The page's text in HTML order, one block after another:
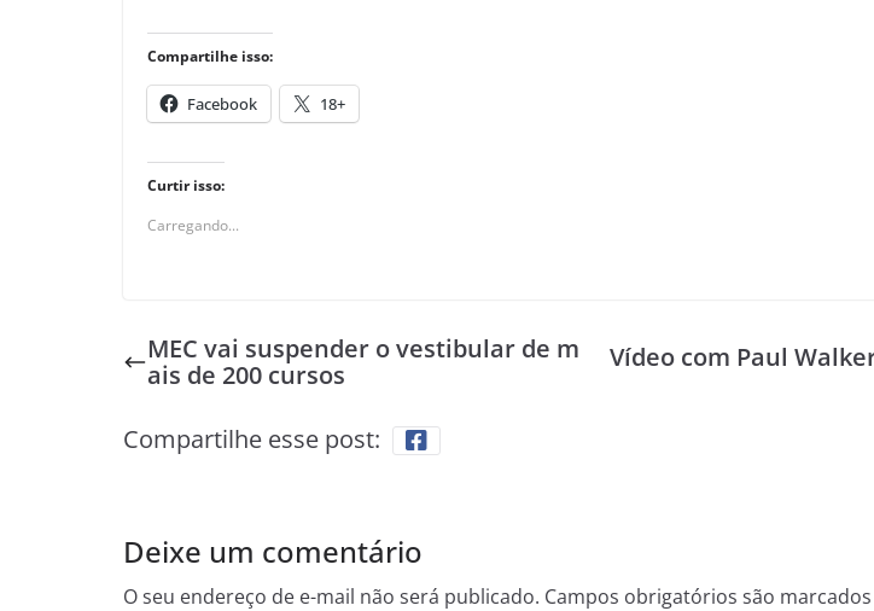
Compartilhe isso:
Facebook 18+
Curtir isso:
Carregando...
MEC vai suspender o vestibular de m
ais de 200 cursos
Vídeo com Paul
Compartilhe esse post:
Deixe um comentário
O seu endereço de e-mail não será publicado. Campos obrigatórios são